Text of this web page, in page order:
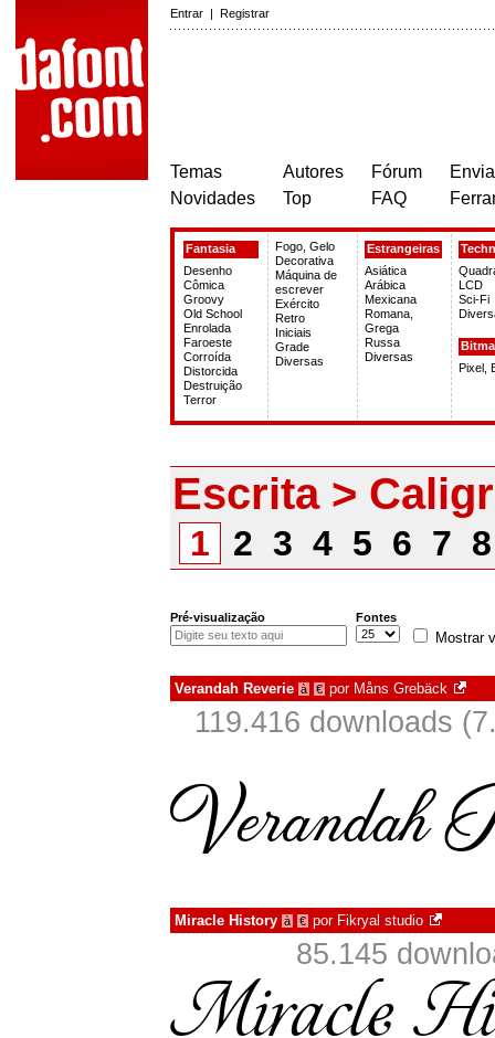
Entrar | Registrar
Temas
Novidades
Autores
Top
Fórum
FAQ
Fantasia
Desenho
Cômica
Groovy
Old School
Enrolada
Faroeste
Corroída
Distorcida
Destruição
Terror
Fogo, Gelo
Decorativa
Máquina de
escrever
Exército
Retro
Iniciais
Grade
Diversas
Estrangeiras
Asiática
Arábica
Mexicana
Romana,
Grega
Russa
Diversas
LCD
Sci-Fi
Pixel,
Escrita >
1 2 3 4 5 6 7
Pré-visualização Fontes
Mostrar
Verandah Reverie à € por Måns Grebäck
119.416 downloads
Miracle History à € por Fikryal studio
85.145